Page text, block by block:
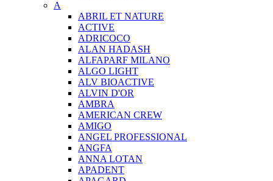
A
ABRIL ET NATURE
ACTIVE
ADRICOCO
ALAN HADASH
ALFAPARF MILANO
ALGO LIGHT
ALV BIOACTIVE
ALVIN D'OR
AMBRA
AMERICAN CREW
AMIGO
ANGEL PROFESSIONAL
ANGFA
ANNA LOTAN
APADENT